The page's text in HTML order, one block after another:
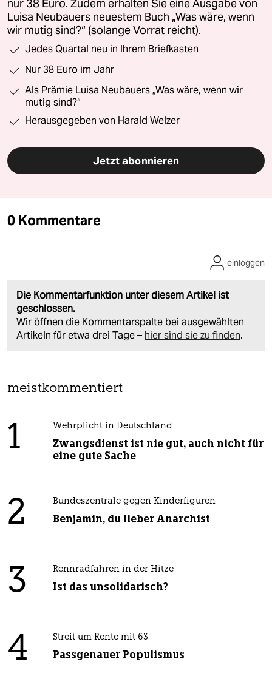
nur 38 Euro. Zudem erhalten Sie eine Ausgabe von
Luisa Neubauers neuestem Buch „Was wäre, wenn
wir mutig sind?“ (solange Vorrat reicht).
Jedes Quartal neu in Ihrem Briefkasten
Nur 38 Euro im Jahr
Als Prämie Luisa Neubauers „Was wäre, wenn wir
mutig sind?“
Herausgegeben von Harald Welzer
Jetzt abonnieren
0 Kommentare
Die Kommentarfunktion unter diesem Artikel ist
geschlossen.
Wir öffnen die Kommentarspalte bei ausgewählten
Artikeln für etwa drei Tage – hier sind sie zu finden.
einloggen
meistkommentiert
1 Wehrplicht in Deutschland
Zwangsdienst ist nie gut, auch nicht für
eine gute Sache
2 Bundeszentrale gegen Kinderfiguren
Benjamin, du lieber Anarchist
3 Rennradfahren in der Hitze
Ist das unsolidarisch?
4 Streit um Rente mit 63
Passgenauer Populismus